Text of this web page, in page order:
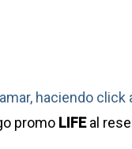
haciendo click
promo LIFEal